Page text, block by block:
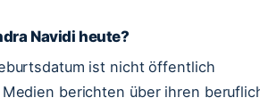
Navidi heute?
ist nicht öffentlich
berichten über ihren